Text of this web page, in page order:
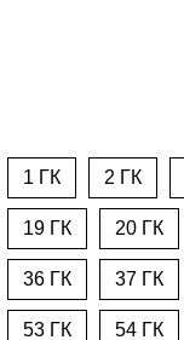
1 ГК 2 ГК
19 ГК 20 ГК
36 ГК 37 ГК
53 ГК 54 ГК